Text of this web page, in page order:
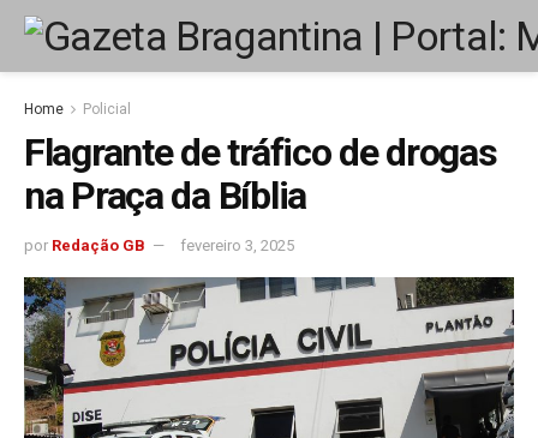
Home Policial
Flagrante de tráfico de drogas
na Praça da Bíblia
por Redação GB fevereiro 3, 2025